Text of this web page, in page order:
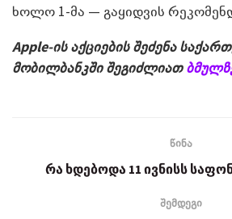
ხოლო 1-მა — გაყიდვის
Apple-ის აქციების შეძენა
მობილბანკში შეგიძლიათ
წინა
რა ხდებოდა 11 ივნისს
შემდეგი